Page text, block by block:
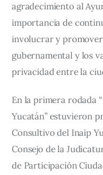
agradecimiento al
importancia de
involucrar y
gubernamental y los
privacidad entre la
En la primera rodada
Yucatán” estuvieron
Consultivo del Inaip
Consejo de la
de Participación